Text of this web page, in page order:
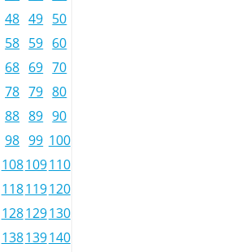
48 49 50
58 59 60
68 69 70
78 79 80
88 89 90
98 99 100
108109110
118119120
128129130
138139140